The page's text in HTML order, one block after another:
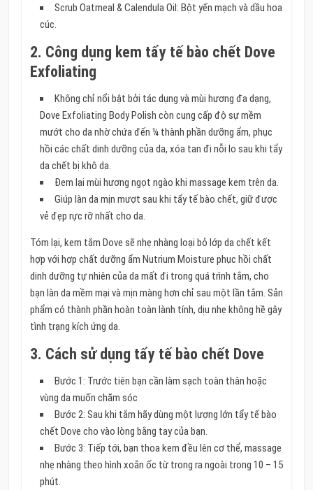
Scrub Oatmeal & Calendula Oil: Bột yến mạch và dầu hoa
cúc.
2. Công dụng kem tẩy tế bào chết Dove
Exfoliating
Không chỉ nổi bật bởi tác dụng và mùi hương đa dạng,
Dove Exfoliating Body Polish còn cung cấp độ sự mềm
mướt cho da nhờ chứa đến ¼ thành phần dưỡng ẩm, phục
hồi các chất dinh dưỡng của da, xóa tan đi nỗi lo sau khi tẩy
da chết bị khô da.
Đem lại mùi hương ngọt ngào khi massage kem trên da.
Giúp làn da mịn mượt sau khi tẩy tế bào chết, giữ được
vẻ đẹp rực rỡ nhất cho da.
Tóm lại, kem tắm Dove sẽ nhẹ nhàng loại bỏ lớp da chết kết
hợp với hợp chất dưỡng ẩm Nutrium Moisture phục hồi chất
dinh dưỡng tự nhiên của da mất đi trong quá trình tắm, cho
bạn làn da mềm mại và mịn màng hơn chỉ sau một lần tắm. Sản
phẩm có thành phần hoàn toàn lành tính, dịu nhẹ không hề gây
tình trạng kích ứng da.
3. Cách sử dụng tẩy tế bào chết Dove
Bước 1: Trước tiên bạn cần làm sạch toàn thân hoặc
vùng da muốn chăm sóc
Bước 2: Sau khi tắm hãy dùng một lượng lớn tẩy tế bào
chết Dove cho vào lòng bằng tay của bạn.
Bước 3: Tiếp tới, bạn thoa kem đều lên cơ thể, massage
nhẹ nhàng theo hình xoắn ốc từ trong ra ngoài trong 10 – 15
phút.